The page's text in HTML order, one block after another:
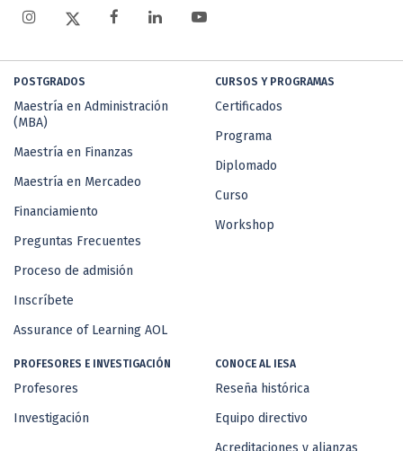
POSTGRADOS
Maestría en Administración
(MBA)
Maestría en Finanzas
Maestría en Mercadeo
Financiamiento
Preguntas Frecuentes
Proceso de admisión
Inscríbete
Assurance of Learning AOL
CURSOS Y PROGRAMAS
Certificados
Programa
Diplomado
Curso
Workshop
PROFESORES E INVESTIGACIÓN
Profesores
Investigación
CONOCE AL IESA
Reseña histórica
Equipo directivo